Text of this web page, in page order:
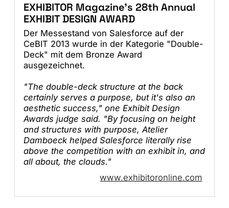
EXHIBITOR Magazine's 28th Annual
EXHIBIT DESIGN AWARD
Der Messestand von Salesforce auf der
CeBIT 2013 wurde in der Kategorie "Double-
Deck" mit dem Bronze Award
ausgezeichnet.
"The double-deck structure at the back
certainly serves a purpose, but it's also an
aesthetic success," one Exhibit Design
Awards judge said. "By focusing on height
and structures with purpose, Atelier
Damboeck helped Salesforce literally rise
above the competition with an exhibit in, and
all about, the clouds."
www.exhibitoronline.com